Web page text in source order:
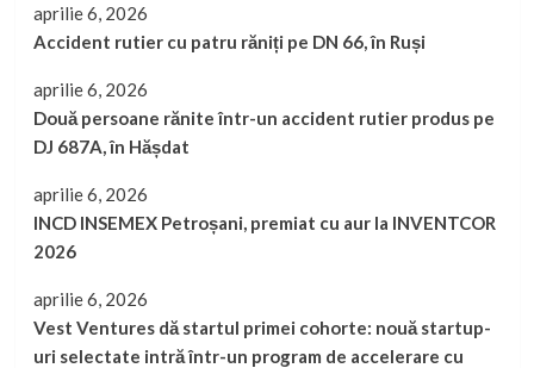
aprilie 6, 2026
Accident rutier cu patru răniți pe DN 66, în Ruși
aprilie 6, 2026
Două persoane rănite într-un accident rutier produs pe
DJ 687A, în Hășdat
aprilie 6, 2026
INCD INSEMEX Petroșani, premiat cu aur la INVENTCOR
2026
aprilie 6, 2026
Vest Ventures dă startul primei cohorte: nouă startup-
uri selectate intră într-un program de accelerare cu